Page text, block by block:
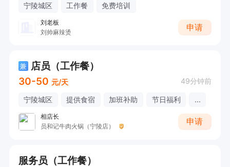
宁陵城区 工作餐 免费培训
刘老板
刘帅麻辣烫
申请
兼 店员（工作餐）
30-50 元/天 49分钟前
宁陵城区 提供食宿 加班补助 节日福利 ...
相店长
员和记牛肉火锅（宁陵店）
申请
服务员（工作餐）